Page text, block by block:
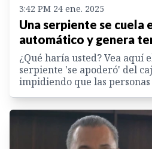
3:42 PM 24 ene. 2025
Una serpiente se cuela
automático y genera
¿Qué haría usted? Vea aquí
serpiente 'se apoderó' del
impidiendo que las